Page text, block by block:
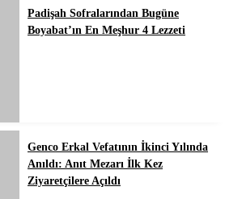
Padişah Sofralarından Bugüne
Boyabat’ın En Meşhur 4 Lezzeti
Genco Erkal Vefatının İkinci Yılında
Anıldı: Anıt Mezarı İlk Kez
Ziyaretçilere Açıldı